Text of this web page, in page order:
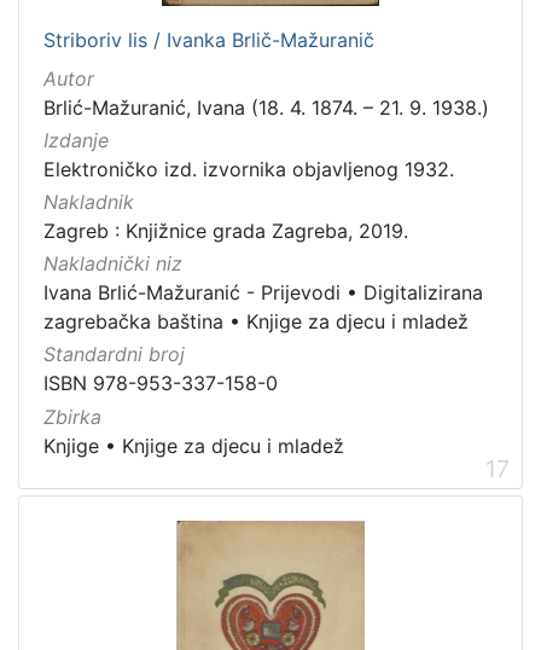
Striboriv lis / Ivanka Brlič-Mažuranič
Autor
Brlić-Mažuranić, Ivana (18. 4. 1874. – 21. 9. 1938.)
Izdanje
Elektroničko izd. izvornika objavljenog 1932.
Nakladnik
Zagreb : Knjižnice grada Zagreba, 2019.
Nakladnički niz
Ivana Brlić-Mažuranić - Prijevodi • Digitalizirana
zagrebačka baština • Knjige za djecu i mladež
Standardni broj
ISBN 978-953-337-158-0
Zbirka
Knjige • Knjige za djecu i mladež
17